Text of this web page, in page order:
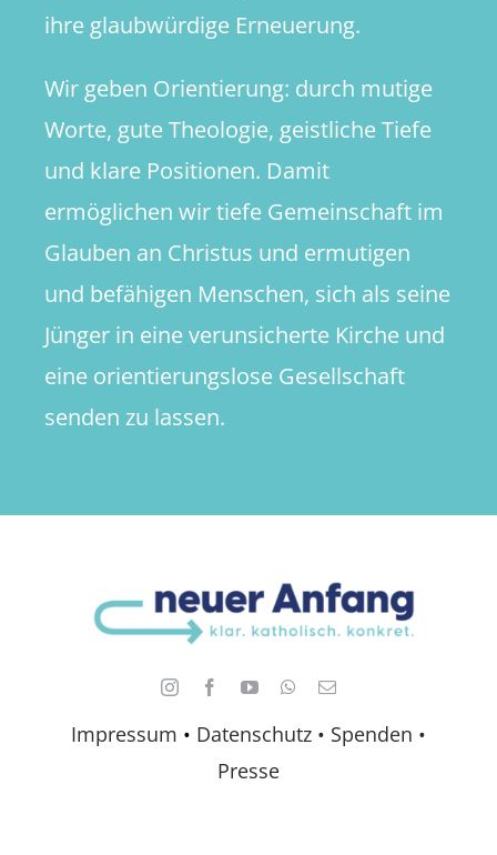
Impressum • Datenschutz • Spenden •
Presse
ihre glaubwürdige Erneuerung.
Wir geben Orientierung: durch mutige
Worte, gute Theologie, geistliche Tiefe
und klare Positionen. Damit
ermöglichen wir tiefe Gemeinschaft im
Glauben an Christus und ermutigen
und befähigen Menschen, sich als seine
Jünger in eine verunsicherte Kirche und
eine orientierungslose Gesellschaft
senden zu lassen.